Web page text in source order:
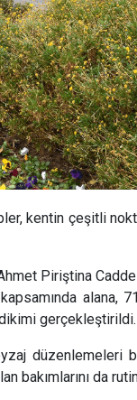
kentin çeşitli
Piriştina
alana,
gerçekleştirildi.
düzenlemeleri
bakımlarını da